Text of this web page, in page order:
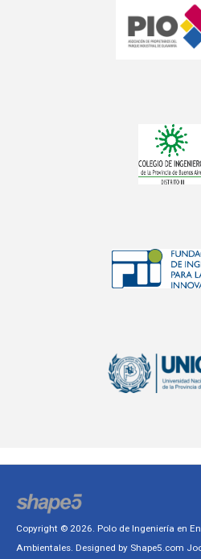
Copyright © 2026. Polo de Ingeniería en
Ambientales. Designed by Shape5.com